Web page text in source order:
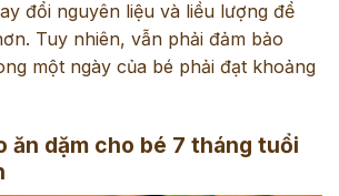
đổi nguyên liệu và liều lượng để
Tuy nhiên, vẫn phải đảm bảo
một ngày của bé phải đạt khoảng
ăn dặm cho bé 7 tháng tuổi